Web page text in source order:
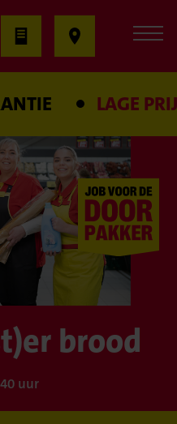
LAGE PRIJS
brood
uur